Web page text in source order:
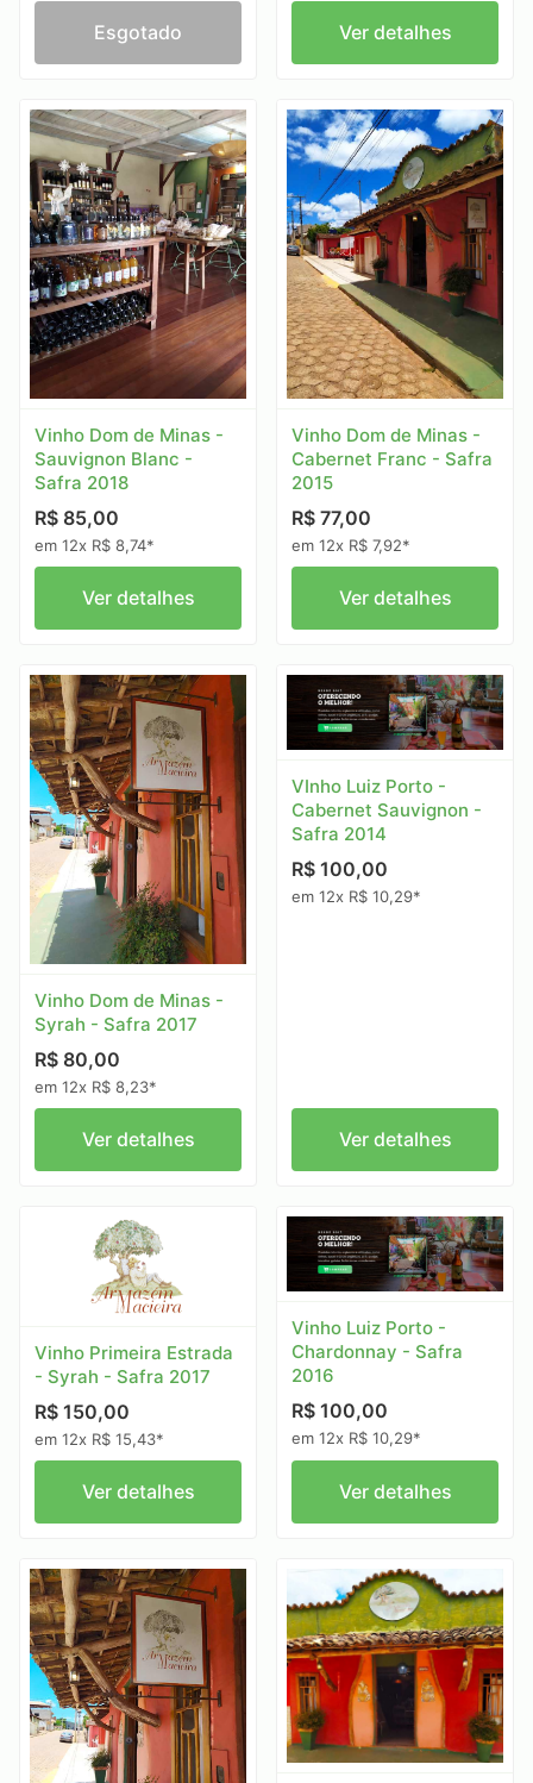
Esgotado Ver detalhes
Vinho Dom de Minas -
Sauvignon Blanc -
Safra 2018
R$ 85,00
em 12x R$ 8,74*
Ver detalhes
Vinho Dom de Minas -
Cabernet Franc - Safra
2015
R$ 77,00
em 12x R$ 7,92*
Ver detalhes
Vinho Dom de Minas -
Syrah - Safra 2017
R$ 80,00
em 12x R$ 8,23*
Ver detalhes
VInho Luiz Porto -
Cabernet Sauvignon -
Safra 2014
R$ 100,00
em 12x R$ 10,29*
Ver detalhes
Vinho Primeira Estrada
- Syrah - Safra 2017
R$ 150,00
em 12x R$ 15,43*
Ver detalhes
Vinho Luiz Porto -
Chardonnay - Safra
2016
R$ 100,00
em 12x R$ 10,29*
Ver detalhes